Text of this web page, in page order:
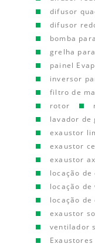
difusor
difusor
bomba
grelha
painel
inversor
filtro de
rotor
lavador de
exaustor
exaustor
exaustor
locação
locação
locação de
exaustor
ventilador
Exaustores